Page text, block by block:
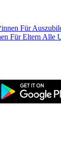
Für
Für Eltern Alle